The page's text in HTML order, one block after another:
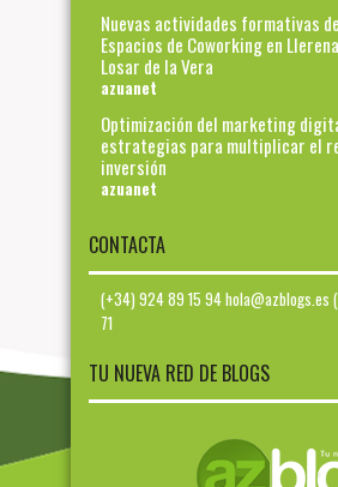
Nuevas actividades formativas
Espacios de Coworking en
Losar de la Vera
azuanet
Optimización del marketing
estrategias para multiplicar el
inversión
azuanet
CONTACTA
(+34) 924 89 15 94 hola@azblogs.es
71
TU NUEVA RED DE BLOGS